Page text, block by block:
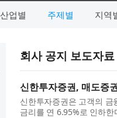
산업별 주제별 지역
회사 공지 보도자료
신한투자증권, 매도증
신한투자증권은 고객의
금리를 연 6.95%로 인하